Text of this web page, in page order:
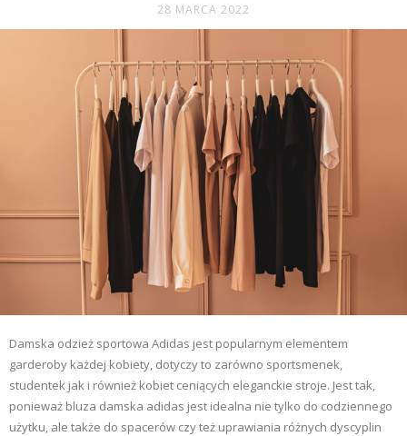
28 MARCA 2022
Damska odzież sportowa Adidas jest popularnym elementem
garderoby każdej kobiety, dotyczy to zarówno sportsmenek,
studentek jak i również kobiet ceniących eleganckie stroje. Jest tak,
ponieważ bluza damska adidas jest idealna nie tylko do codziennego
użytku, ale także do spacerów czy też uprawiania różnych dyscyplin